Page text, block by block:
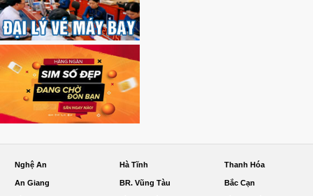
Nghệ An Hà Tĩnh Thanh Hóa
An Giang BR. Vũng Tàu Bắc Cạn